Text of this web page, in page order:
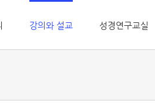
강의와 설교 성경연구교실